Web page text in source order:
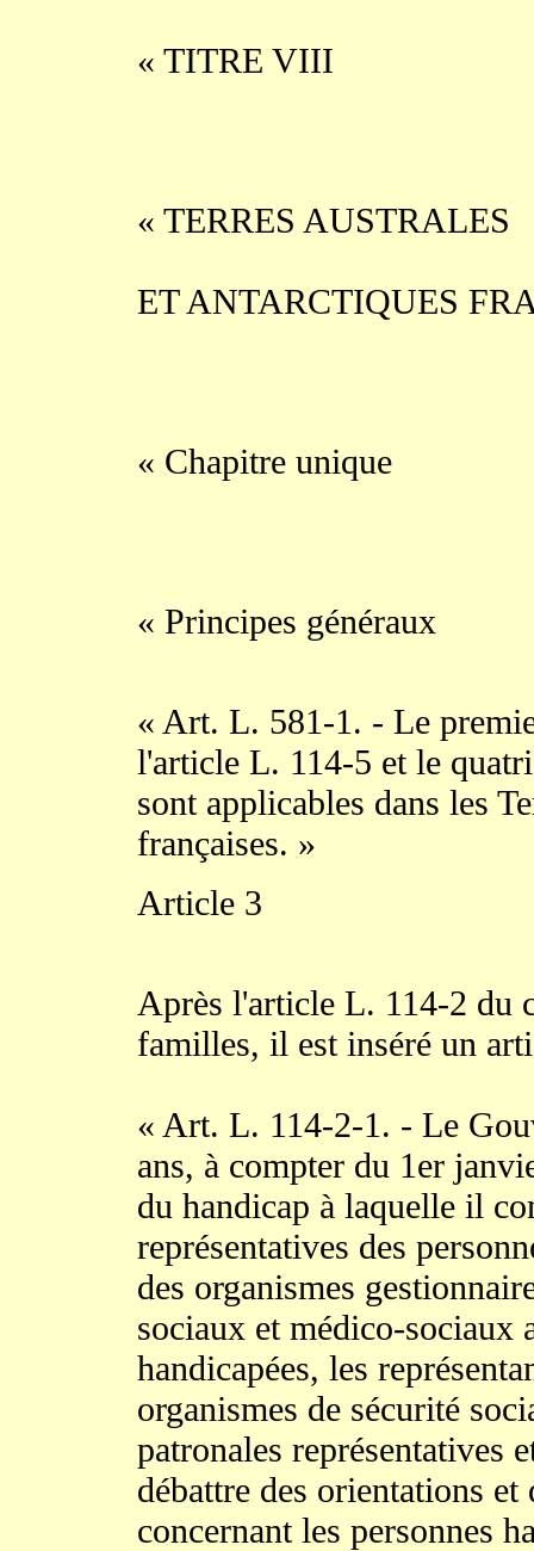
« TITRE VIII
« TERRES AUSTRALES
ET ANTARCTIQUES
« Chapitre unique
« Principes généraux
« Art. L. 581-1. - Le
l'article L. 114-5 et le
sont applicables dans les
françaises. »
Article 3
Après l'article L. 114-2 du
familles, il est inséré un
« Art. L. 114-2-1. - Le
ans, à compter du 1er
du handicap à laquelle il
représentatives des
des organismes
sociaux et médico-sociaux
handicapées, les
organismes de sécurité
patronales représentatives
débattre des orientations
concernant les personnes